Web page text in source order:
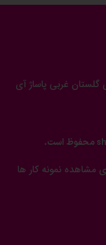
آباد مرکزی ، 20 متری گلستان غربی پاساژ آی
مشاهده نمونه کار ها